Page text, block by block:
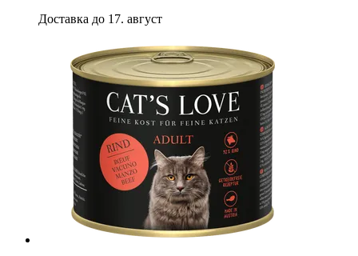
Доставка до 17. август